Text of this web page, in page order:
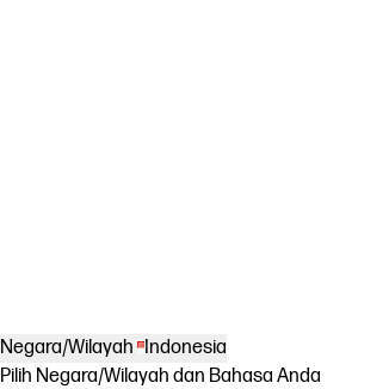
Negara/Wilayah Indonesia
Pilih Negara/Wilayah dan Bahasa Anda